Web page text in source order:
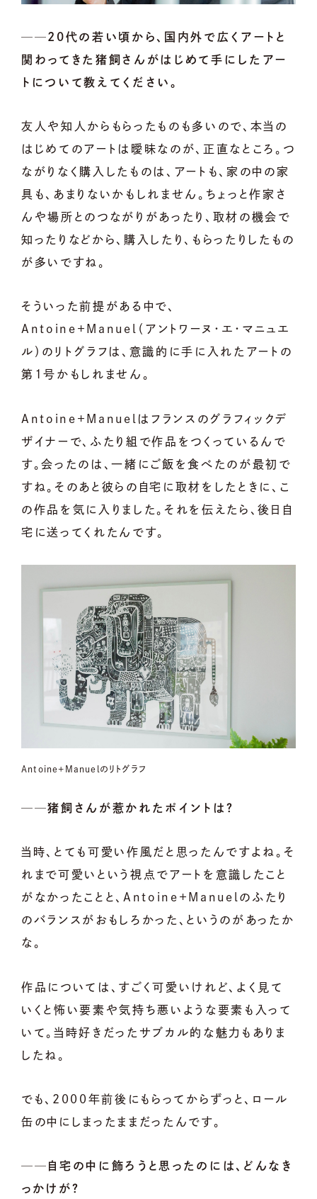
──20代の若い頃から、国内外で広くアートと
関わってきた猪飼さんがはじめて手にしたアー
トについて教えてください。
友人や知人からもらったものも多いので、本当の
はじめてのアートは曖昧なのが、正直なところ。つ
ながりなく購入したものは、アートも、家の中の家
具も、あまりないかもしれません。ちょっと作家さ
んや場所とのつながりがあったり、取材の機会で
知ったりなどから、購入したり、もらったりしたもの
が多いですね。
そういった前提がある中で、
Antoine+Manuel（アントワーヌ・エ・マニュエ
ル）のリトグラフは、意識的に手に入れたアートの
第1号かもしれません。
Antoine+Manuelはフランスのグラフィックデ
ザイナーで、ふたり組で作品をつくっているんで
す。会ったのは、一緒にご飯を食べたのが最初で
すね。そのあと彼らの自宅に取材をしたときに、こ
の作品を気に入りました。それを伝えたら、後日自
宅に送ってくれたんです。
Antoine+Manuelのリトグラフ
──猪飼さんが惹かれたポイントは？
当時、とても可愛い作風だと思ったんですよね。そ
れまで可愛いという視点でアートを意識したこと
がなかったことと、Antoine+Manuelのふたり
のバランスがおもしろかった、というのがあったか
な。
作品については、すごく可愛いけれど、よく見て
いくと怖い要素や気持ち悪いような要素も入って
いて。当時好きだったサブカル的な魅力もありま
したね。
でも、2000年前後にもらってからずっと、ロール
缶の中にしまったままだったんです。
──自宅の中に飾ろうと思ったのには、どんなき
っかけが？